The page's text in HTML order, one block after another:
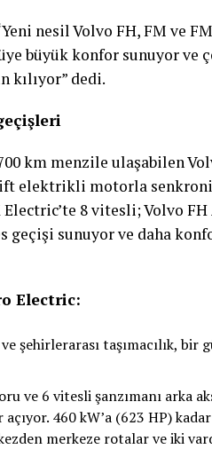
nesil Volvo FH, FM ve
büyük konfor sunuyor ve
kılıyor” dedi.
km menzile ulaşabilen
elektrikli motorla
Electric’te 8 vitesli; Volvo
geçişi sunuyor ve daha
Electric:
şehirlerarası taşımacılık, bir
ve 6 vitesli şanzımanı arka
460 kW’a (623 HP)
merkeze rotalar ve iki